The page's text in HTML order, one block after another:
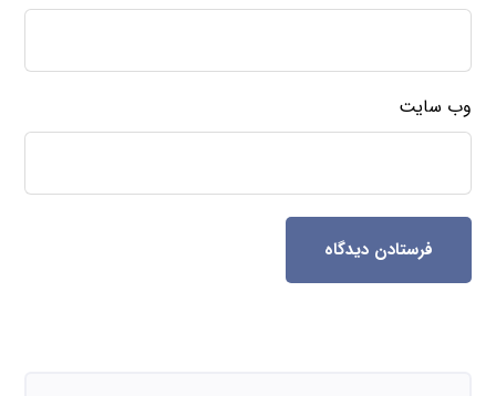
وب‌ سایت
فرستادن دیدگاه